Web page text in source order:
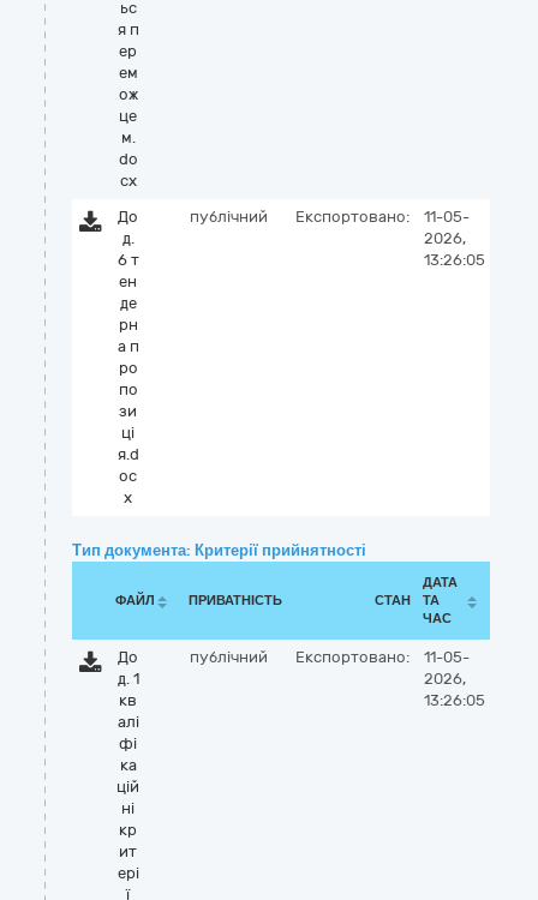
ьс
я п
ер
ем
ож
це
м.
do
cx
До
д.
6 т
ен
де
рн
а п
ро
по
зи
ці
я.d
oc
x
публічний Експортовано:
11-05-
2026,
13:26:05
Тип документа: Критерії прийнятності
ФАЙЛ ПРИВАТНІСТЬ СТАН
ДАТА
ТА
ЧАС
До
д. 1
кв
алі
фі
ка
цій
ні
кр
ит
ері
ї
публічний Експортовано:
11-05-
2026,
13:26:05